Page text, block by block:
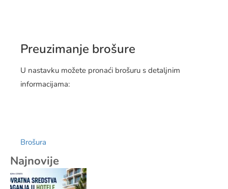
Preuzimanje brošure
U nastavku možete pronaći brošuru s detaljnim
informacijama:
Brošura
Najnovije